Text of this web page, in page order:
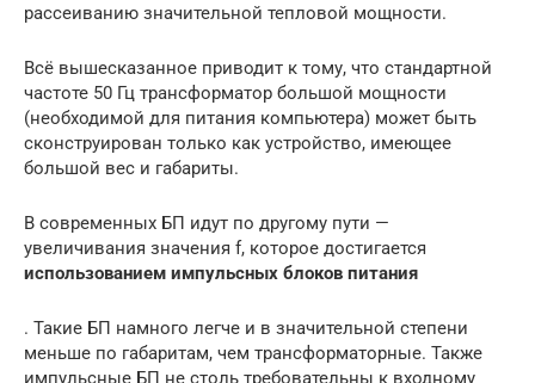
рассеиванию значительной тепловой мощности.
Всё вышесказанное приводит к тому, что стандартной
частоте 50 Гц трансформатор большой мощности
(необходимой для питания компьютера) может быть
сконструирован только как устройство, имеющее
большой вес и габариты.
В современных БП идут по другому пути —
увеличивания значения f, которое достигается
использованием импульсных блоков питания
. Такие БП намного легче и в значительной степени
меньше по габаритам, чем трансформаторные. Также
импульсные БП не столь требовательны к входному